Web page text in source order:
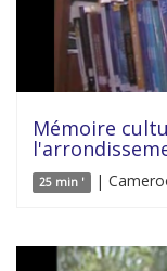
Mémoire
25 min ' |